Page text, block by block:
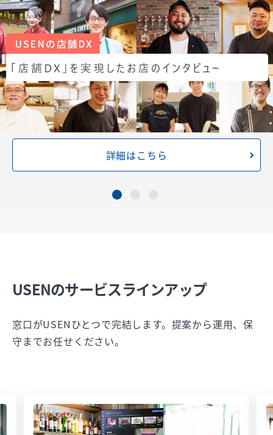
詳細はこちら
USENのサービスラインアップ
窓口がUSENひとつで完結します。提案から運用、保
守までお任せください。